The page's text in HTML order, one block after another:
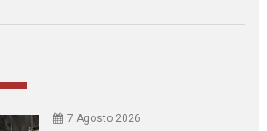
7 Agosto 2026